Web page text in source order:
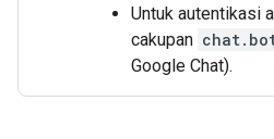
Untuk autentikasi
cakupan
Google Chat).